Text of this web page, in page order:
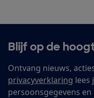
Blijf op de
Ontvang nieuws,
privacyverklaring lees
persoonsgegevens